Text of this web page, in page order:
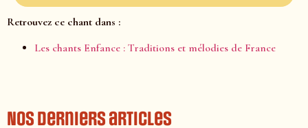
Retrouvez ce chant dans :
Les chants Enfance : Traditions et mélodies de France
Nos derniers articles